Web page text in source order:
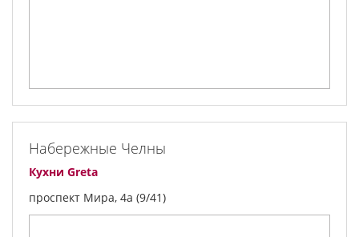
Набережные Челны
Кухни Greta
проспект Мира, 4а (9/41)